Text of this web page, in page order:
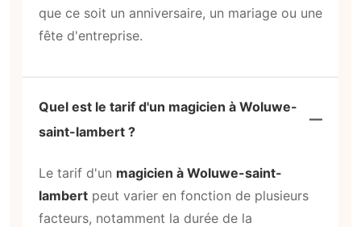
que ce soit un anniversaire, un mariage ou une
fête d'entreprise.
Quel est le tarif d'un magicien à Woluwe-
saint-lambert ?
Le tarif d'un magicien à Woluwe-saint-
lambert peut varier en fonction de plusieurs
facteurs, notamment la durée de la